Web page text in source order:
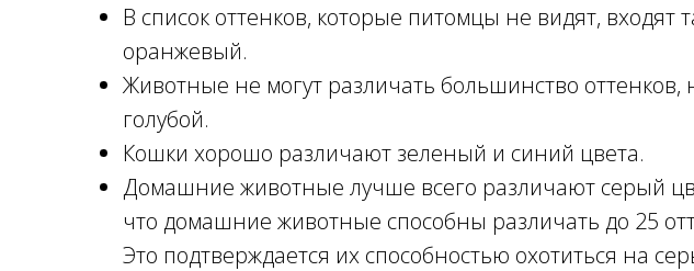
В список оттенков, которые питомцы не видят, входят
оранжевый.
Животные не могут различать большинство
голубой.
Кошки хорошо различают зеленый и синий цвета.
Домашние животные лучше всего различают серый
что домашние животные способны различать до 25
Это подтверждается их способностью охотиться на